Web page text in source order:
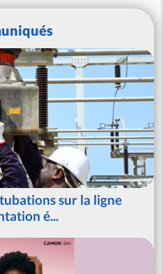
sur la ligne
é...